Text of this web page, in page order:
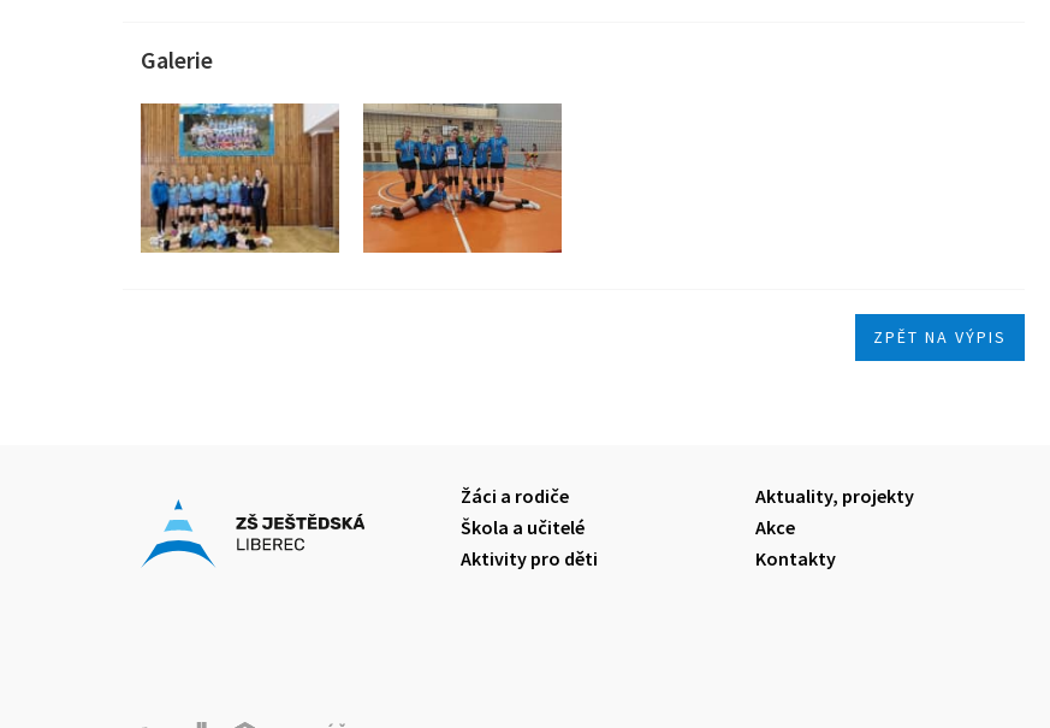
Galerie
ZPĚT NA VÝPIS
Žáci a rodiče
Škola a učitelé
Aktivity pro děti
Aktuality, projekty
Akce
Kontakty